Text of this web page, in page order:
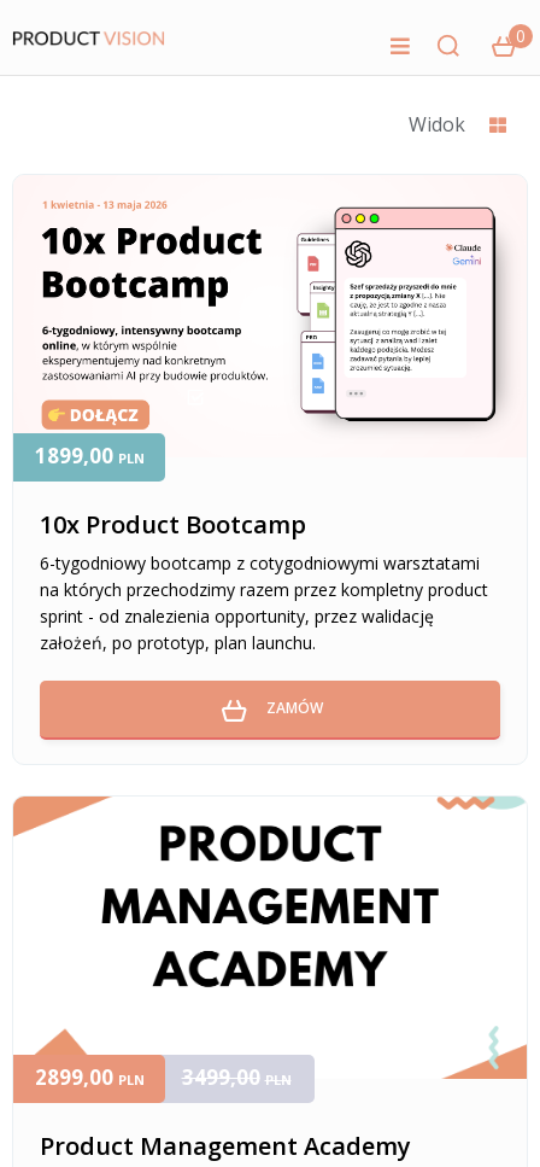
0
Widok
10x Product Bootcamp
6-tygodniowy bootcamp z cotygodniowymi warsztatami
na których przechodzimy razem przez kompletny product
sprint - od znalezienia opportunity, przez walidację
założeń, po prototyp, plan launchu.
1899,00 PLN
ZAMÓW
Product Management Academy
2899,00 PLN 3499,00 PLN